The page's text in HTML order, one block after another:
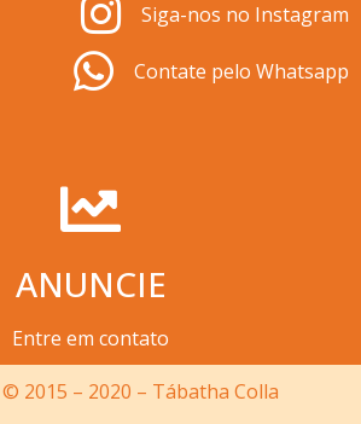
Siga-nos no Instagram
Contate pelo Whatsapp
ANUNCIE
Entre em contato
2015 – 2020 – Tábatha Colla